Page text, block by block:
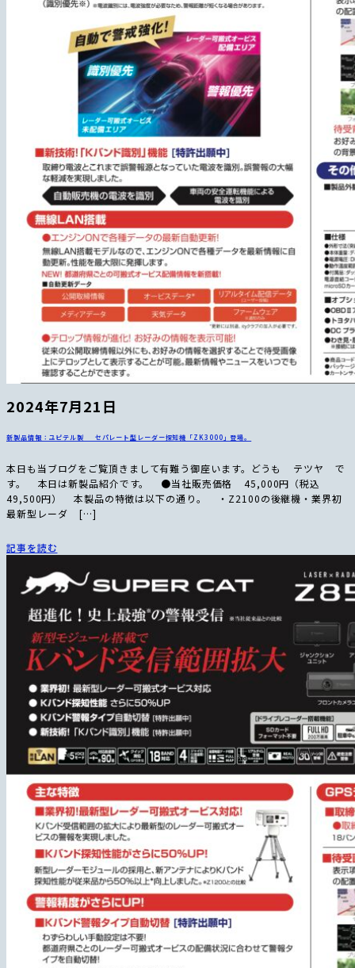
2024年7月21日
新製品情報：ユピテル製 セパレート型レーダー探知機「ZK3000」登場。
本日も当ブログをご覧頂きまして有難う御座います。どうも テツヤ で
す。 本日は新製品紹介です。 ●当社販売価格 45,000円（税込
49,500円） 本製品の特徴は以下の通り。 ・Z2100の後継機・業界初
最新型レーダ […]
記事を読む